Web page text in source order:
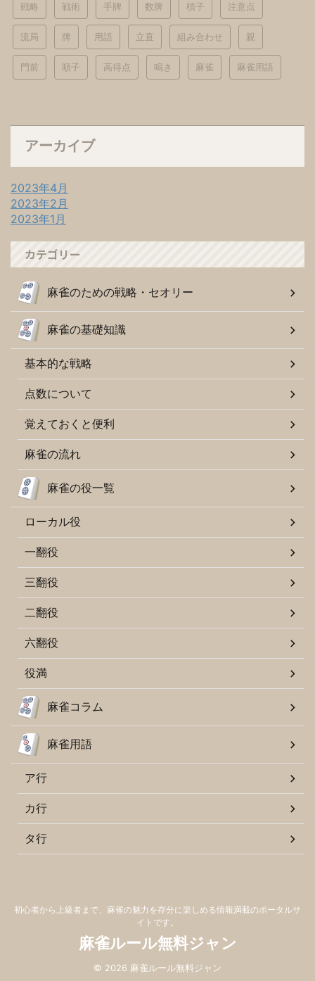
戦略 戦術 手牌 数牌 槓子 注意点
流局 牌 用語 立直 組み合わせ 親
門前 順子 高得点 鳴き 麻雀 麻雀用語
アーカイブ
2023年4月
2023年2月
2023年1月
カテゴリー
麻雀のための戦略・セオリー
麻雀の基礎知識
基本的な戦略
点数について
覚えておくと便利
麻雀の流れ
麻雀の役一覧
ローカル役
一翻役
三翻役
二翻役
六翻役
役満
麻雀コラム
麻雀用語
ア行
カ行
タ行
初心者から上級者まで、麻雀の魅力を存分に楽しめる情報満載のポータルサ
イトです。
麻雀ルール無料ジャン
© 2026 麻雀ルール無料ジャン